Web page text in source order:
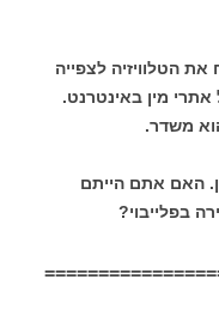
הטלוויזיה לצפייה
אתרי מין באינטרנט.
משדר.
האם אתם הייתם
בפלייבוי?